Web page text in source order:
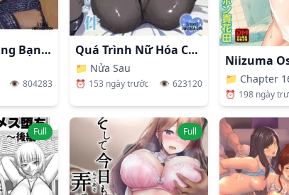
Mẹ Tôi Bị Thằng Bạn Chơi.
👁️ 804283
Quá Trình Nữ Hóa Của Rimuru-sama
📁 Nửa Sau
⏰ 153 ngày trước 👁️ 623120 📁 Chapter
⏰ 198 ngày
Full Full